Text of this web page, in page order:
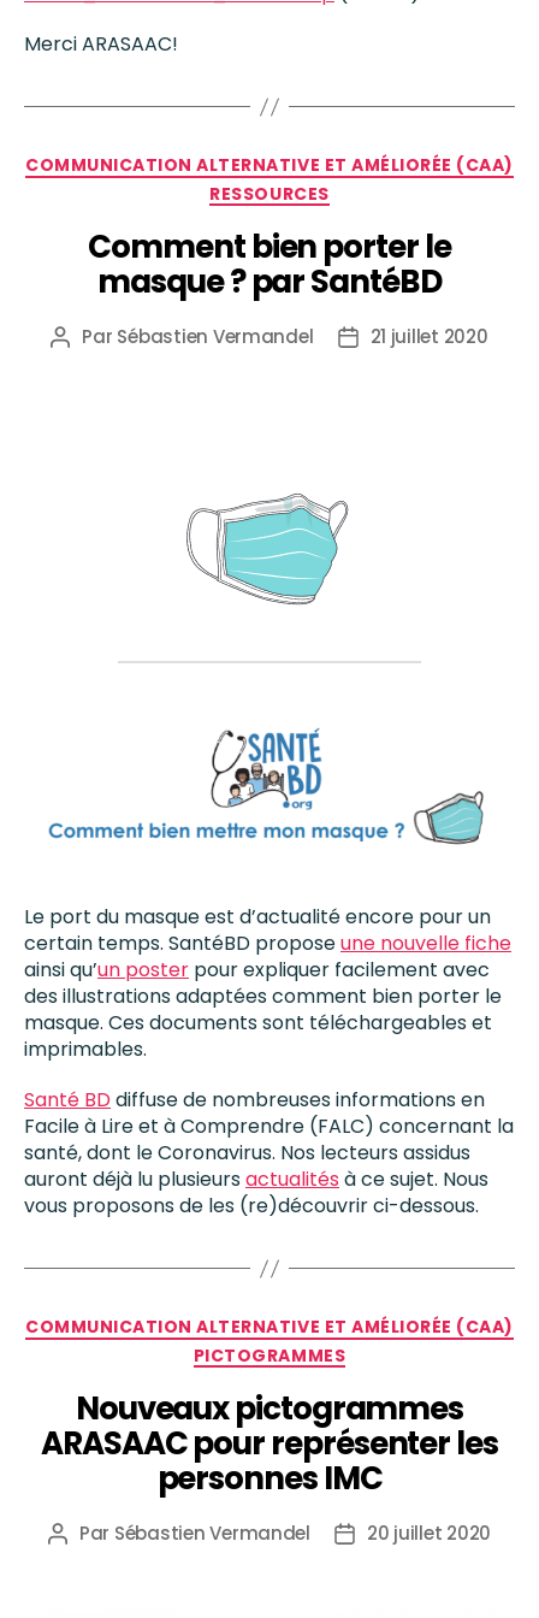
Merci ARASAAC!
COMMUNICATION ALTERNATIVE ET AMÉLIORÉE (CAA)
RESSOURCES
Comment bien porter le
masque ? par SantéBD
Par Sébastien Vermandel 21 juillet 2020
Le port du masque est d’actualité encore pour un
certain temps. SantéBD proposeune nouvelle fiche
ainsi qu’un poster pour expliquer facilement avec
des illustrations adaptées comment bien porter le
masque. Ces documents sont téléchargeables et
imprimables.
Santé BDdiffuse de nombreuses informations en
Facile à Lire et à Comprendre (FALC) concernant la
santé, dont le Coronavirus. Nos lecteurs assidus
auront déjà lu plusieursactualités à ce sujet. Nous
vous proposons de les (re)découvrir ci-dessous.
COMMUNICATION ALTERNATIVE ET AMÉLIORÉE (CAA)
PICTOGRAMMES
Nouveaux pictogrammes
ARASAAC pour représenter les
personnes IMC
Par Sébastien Vermandel 20 juillet 2020